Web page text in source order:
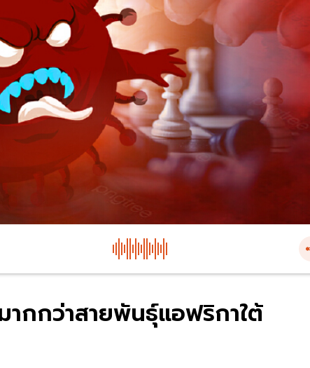
กกว่าสายพันธุ์แอฟริกาใต้